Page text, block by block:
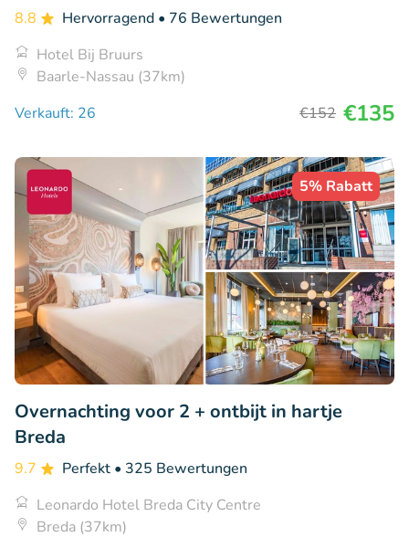
8.8 Hervorragend • 76 Bewertungen
Hotel Bij Bruurs
Baarle-Nassau (37km)
Verkauft: 26
€152 €135
5% Rabatt
Overnachting voor 2 + ontbijt in hartje
Breda
9.7 Perfekt • 325 Bewertungen
Leonardo Hotel Breda City Centre
Breda (37km)